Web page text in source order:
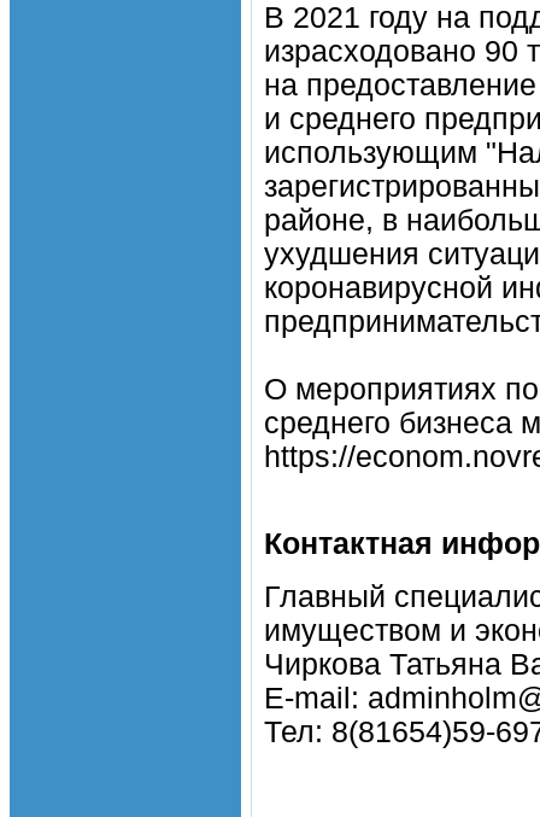
В 2021 году на
израсходовано 90
на
и среднего
использующим
районе, в
ухудшения
коронавирусной
О мероприятиях
среднего бизнеса
https://
Контактная
Главный
имуществом и
Чиркова Татьяна
E-mail:
Тел: 8(81654)59-